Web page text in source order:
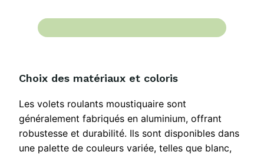
Choix des matériaux et coloris
Les volets roulants moustiquaire sont
généralement fabriqués en aluminium, offrant
robustesse et durabilité. Ils sont disponibles dans
une palette de couleurs variée, telles que blanc,